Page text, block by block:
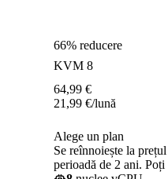
66% reducere
KVM 8
64,99 €
21,99 €/lună
Alege un plan
Se reînnoiește la
perioadă de 2 ani.